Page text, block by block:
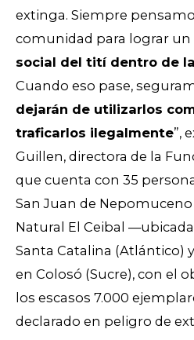
extinga. Siempre
comunidad para lograr un
social del tití dentro de
Cuando eso pase,
dejarán de utilizarlos
traficarlos ilegalmente”,
Guillen, directora de la
que cuenta con 35
San Juan de Nepomuceno
Natural El Ceibal
Santa Catalina (Atlántico)
en Colosó (Sucre), con el
los escasos 7.000
declarado en peligro de